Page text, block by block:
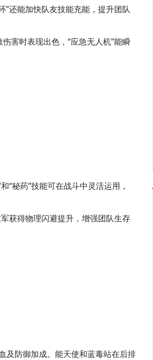
”还能加快队友技能充能，提升团队
害时表现出色，“应急无人机”能瞬
“秘药”技能可在战斗中灵活运用，
获得物理闪避提升，增强团队生存
及防御加成。能天使和蓝毒站在后排